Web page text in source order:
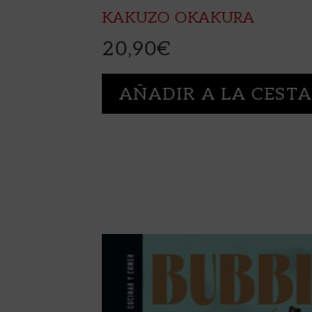
KAKUZO OKAKURA
20,90€
AÑADIR A LA CESTA